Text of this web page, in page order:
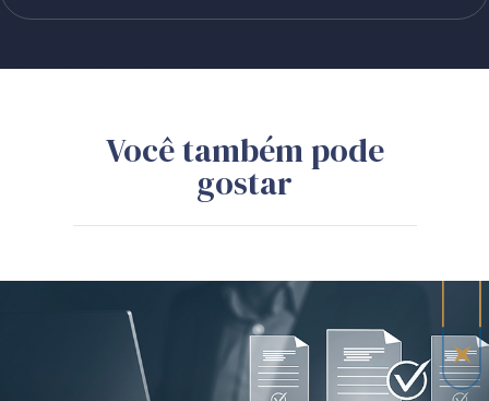
Você também pode
gostar